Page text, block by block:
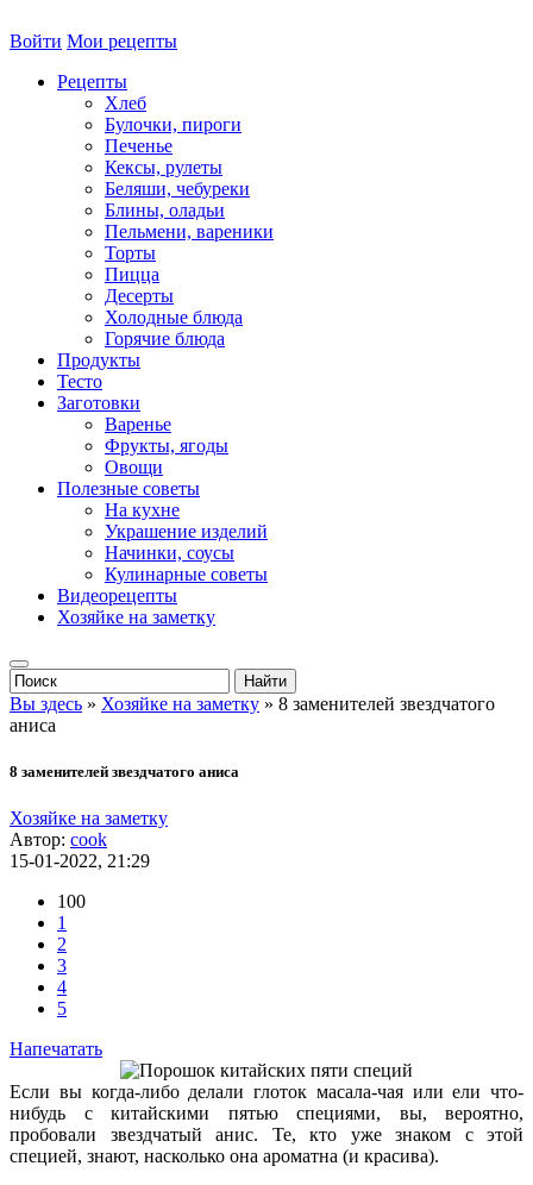
Войти Мои рецепты
Рецепты
Хлеб
Булочки, пироги
Печенье
Кексы, рулеты
Беляши, чебуреки
Блины, оладьи
Пельмени, вареники
Торты
Пицца
Десерты
Холодные блюда
Горячие блюда
Продукты
Тесто
Заготовки
Варенье
Фрукты, ягоды
Овощи
Полезные советы
На кухне
Украшение изделий
Начинки, соусы
Кулинарные советы
Видеорецепты
Хозяйке на заметку
Вы здесь » Хозяйке на заметку » 8 заменителей звездчатого
аниса
8 заменителей звездчатого аниса
Хозяйке на заметку
Автор: cook
15-01-2022, 21:29
100
1
2
3
4
5
Напечатать
Если вы когда-либо делали глоток масала-чая или ели что-
нибудь с китайскими пятью специями, вы, вероятно,
пробовали звездчатый анис. Те, кто уже знаком с этой
специей, знают, насколько она ароматна (и красива).